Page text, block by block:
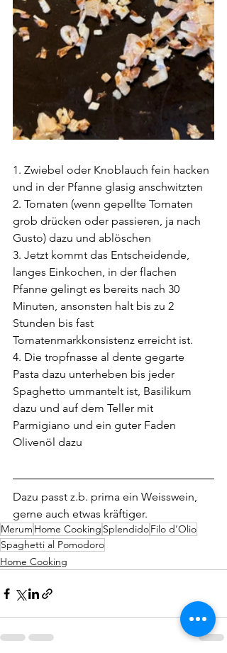
1. Zwiebel oder Knoblauch fein hacken
und in der Pfanne glasig anschwitzten
2. Tomaten (wenn gepellte Tomaten
grob drücken oder passieren, ja nach
Gusto) dazu und ablöschen
3. Jetzt kommt das Entscheidende,
langes Einkochen, in der flachen
Pfanne gelingt es bereits nach 30
Minuten, ansonsten halt bis zu 2
Stunden bis fast
Tomatenmarkkonsistenz erreicht ist.
4. Die tropfnasse al dente gegarte
Pasta dazu unterheben bis jeder
Spaghetto ummantelt ist, Basilikum
dazu und auf dem Teller mit
Parmigiano und ein guter Faden
Olivenöl dazu
Dazu passt z.b. prima ein Weisswein,
gerne auch etwas kräftiger.
Merum Home Cooking SplendidoFilo d‘Olio
Spaghetti al Pomodoro
Home Cooking